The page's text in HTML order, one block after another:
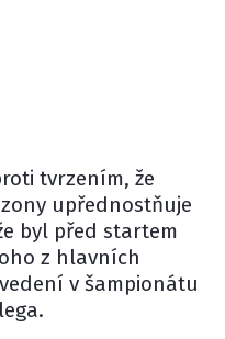
tvrzením, že
upřednostňuje
byl před startem
z hlavních
v šampionátu